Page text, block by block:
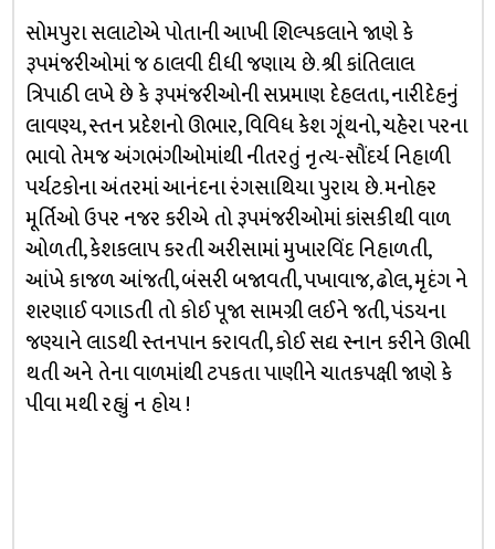
સોમપુરા સલાટોએ પોતાની આખી શિલ્પકલાને જાણે કે
રૂપમંજરીઓમાં જ ઠાલવી દીધી જણાય છે. શ્રી કાંતિલાલ
ત્રિપાઠી લખે છે કે રૂપમંજરીઓની સપ્રમાણ દેહલતા, નારીદેહનું
લાવણ્ય, સ્તન પ્રદેશનો ઊભાર, વિવિધ કેશ ગૂંથનો, ચહેરા પરના
ભાવો તેમજ અંગભંગીઓમાંથી નીતરતું નૃત્ય-સૌંદર્ય નિહાળી
પર્યટકોના અંતરમાં આનંદના રંગસાથિયા પુરાય છે. મનોહર
મૂર્તિઓ ઉપર નજર કરીએ તો રૂપમંજરીઓમાં કાંસકીથી વાળ
ઓળતી, કેશકલાપ કરતી અરીસામાં મુખારવિંદ નિહાળતી,
આંખે કાજળ આંજતી, બંસરી બજાવતી, પખાવાજ, ઢોલ, મૃદંગ ને
શરણાઈ વગાડતી તો કોઈ પૂજા સામગ્રી લઈને જતી, પંડયના
જણ્યાને લાડથી સ્તનપાન કરાવતી, કોઈ સદ્ય સ્નાન કરીને ઊભી
થતી અને તેના વાળમાંથી ટપકતા પાણીને ચાતકપક્ષી જાણે કે
પીવા મથી રહ્યું ન હોય !